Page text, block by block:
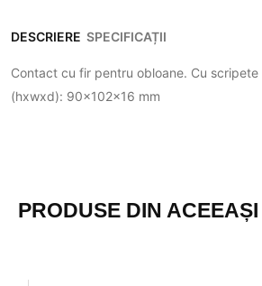
DESCRIERE SPECIFICAȚII
Contact cu fir pentru obloane. Cu scripete
(hxwxd): 90x102x16 mm
PRODUSE DIN